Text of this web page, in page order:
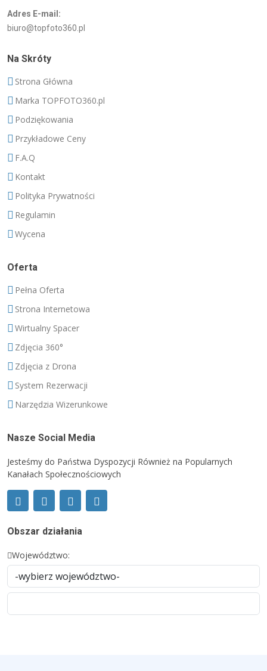
Adres E-mail:
biuro@topfoto360.pl
Na Skróty
Strona Główna
Marka TOPFOTO360.pl
Podziękowania
Przykładowe Ceny
F.A.Q
Kontakt
Polityka Prywatności
Regulamin
Wycena
Oferta
Pełna Oferta
Strona Internetowa
Wirtualny Spacer
Zdjęcia 360°
Zdjęcia z Drona
System Rezerwacji
Narzędzia Wizerunkowe
Nasze Social Media
Jesteśmy do Państwa Dyspozycji Również na Popularnych
Kanałach Społecznościowych
Obszar działania
Województwo: